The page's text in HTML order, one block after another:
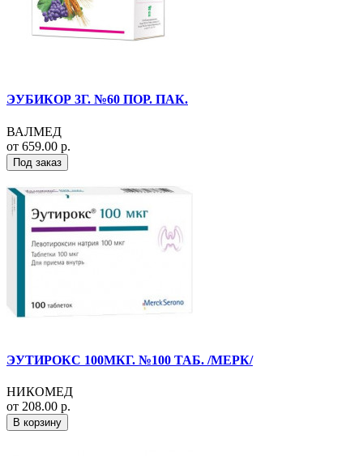
ЭУБИКОР 3Г. №60 ПОР. ПАК.
ВАЛМЕД
от 659.00 р.
Под заказ
ЭУТИРОКС 100МКГ. №100 ТАБ. /МЕРК/
НИКОМЕД
от 208.00 р.
В корзину